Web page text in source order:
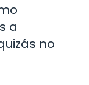
a
no